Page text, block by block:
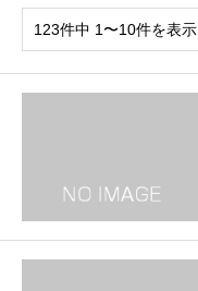
123件中 1〜10件を表示